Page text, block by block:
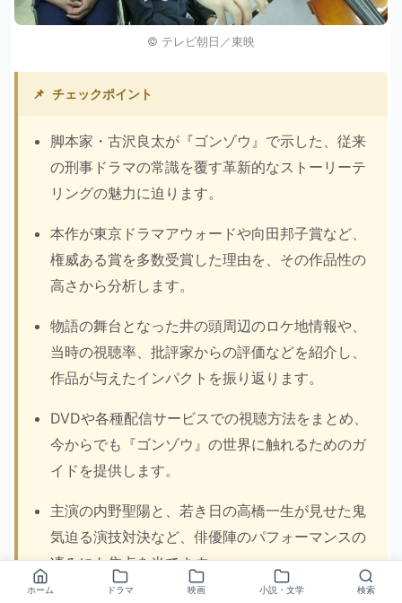
©︎ テレビ朝日／東映
📌 チェックポイント
脚本家・古沢良太が『ゴンゾウ』で示した、従来
の刑事ドラマの常識を覆す革新的なストーリーテ
リングの魅力に迫ります。
本作が東京ドラマアウォードや向田邦子賞など、
権威ある賞を多数受賞した理由を、その作品性の
高さから分析します。
物語の舞台となった井の頭周辺のロケ地情報や、
当時の視聴率、批評家からの評価などを紹介し、
作品が与えたインパクトを振り返ります。
DVDや各種配信サービスでの視聴方法をまとめ、
今からでも『ゴンゾウ』の世界に触れるためのガ
イドを提供します。
主演の内野聖陽と、若き日の高橋一生が見せた鬼
気迫る演技対決など、俳優陣のパフォーマンスの
凄みにも焦点を当てます。
ホーム ドラマ 映画 小説・文学 検索